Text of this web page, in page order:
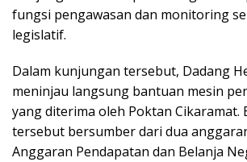
fungsi pengawasan dan monitoring
legislatif.
Dalam kunjungan tersebut, Dadang
meninjau langsung bantuan mesin
yang diterima oleh Poktan Cikaramat.
tersebut bersumber dari dua
Anggaran Pendapatan dan Belanja